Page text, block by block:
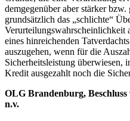
demgegenüber aber stärker
grundsätzlich das „schlichte“
Verurteilungswahrscheinlichkeit
eines hinreichenden
auszugehen, wenn für die
Sicherheitsleistung überwiesen,
Kredit ausgezahlt noch die
OLG Brandenburg, Beschluss
n.v.